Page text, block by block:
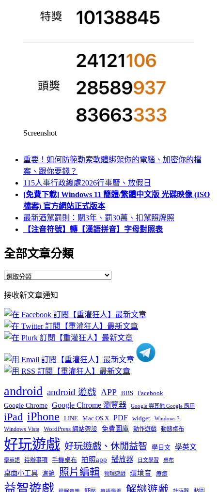
Screenshot
重要！如何防範勒索軟體綁架你的電腦、加密你的檔
案、跟你要錢？
115人事行政總處2026行事曆、放假日
[免費下載] Windows 11 簡體/繁體中文版 光碟映像 (ISO
檔案) 官方網站正式版本
最新酒駕罰則：關3年、罰30萬、扣駕照牌照
【注音符號】轉【漢語拼音】字母對照表
全部文章分類
全
文
章
分
類
接收新文章通知
android android 遊戲 APP BBS Facebook
Google Chrome Google Chrome 瀏覽器 Google 與其他 Google 應用
iPad iPhone LINE Mac OS X PDF widget Windows 7
Windows Vista WordPress 網站架設 免費圖庫 動作遊戲 動態桌布
好玩遊戲 好玩遊戲、休閒益智 學日文 學英文
學英語 待辦事項 手機桌布 拍照app 播放器 日文學習 桌布
桌面小工具 濾鏡 照片編輯 物理遊戲 環境音 療癒
益智遊戲 解謎遊戲 計時器